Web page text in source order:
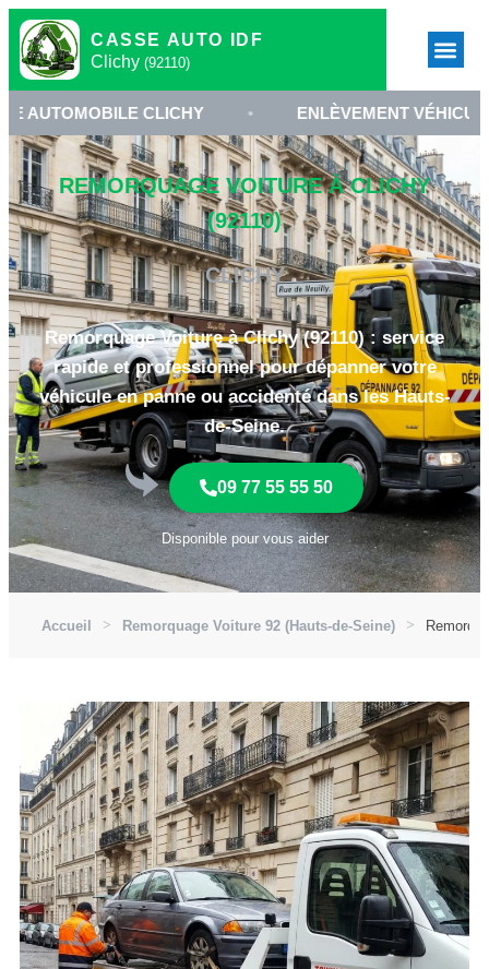
CASSE AUTO IDF
Clichy (92110)
CLICHY • ENLÈVEMENT VÉHICULE 92110
REMORQUAGE VOITURE À CLICHY
(92110)
CLICHY
Remorquage Voiture à Clichy (92110) : service
rapide et professionnel pour dépanner votre
véhicule en panne ou accidenté dans les Hauts-
de-Seine.
09 77 55 55 50
Disponible pour vous aider
Accueil Remorquage Voiture 92 (Hauts-de-Seine)